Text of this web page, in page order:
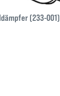
(233-001)